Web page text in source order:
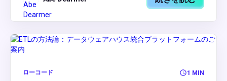
ローコード 1 MIN